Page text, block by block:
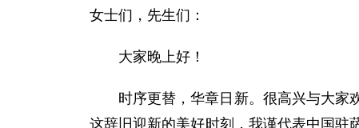
女士们，先生们：
大家晚上好！
时序更替，华章日新。很高兴与大家
这辞旧迎新的美好时刻，我谨代表中国驻